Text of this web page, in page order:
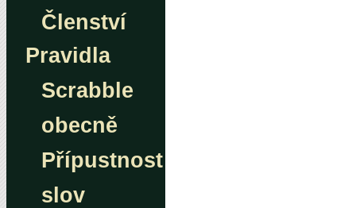
Členství
Pravidla
Scrabble
obecně
Přípustnost
slov